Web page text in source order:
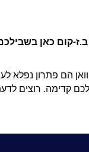
קום כאן